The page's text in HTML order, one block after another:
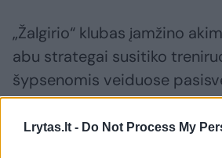
Lrytas.lt - Do Not Process My
„Žalgirio“ klubas įamžino
abu strategai susitiko
šypsenomis veiduose
linksmą pokalbį.